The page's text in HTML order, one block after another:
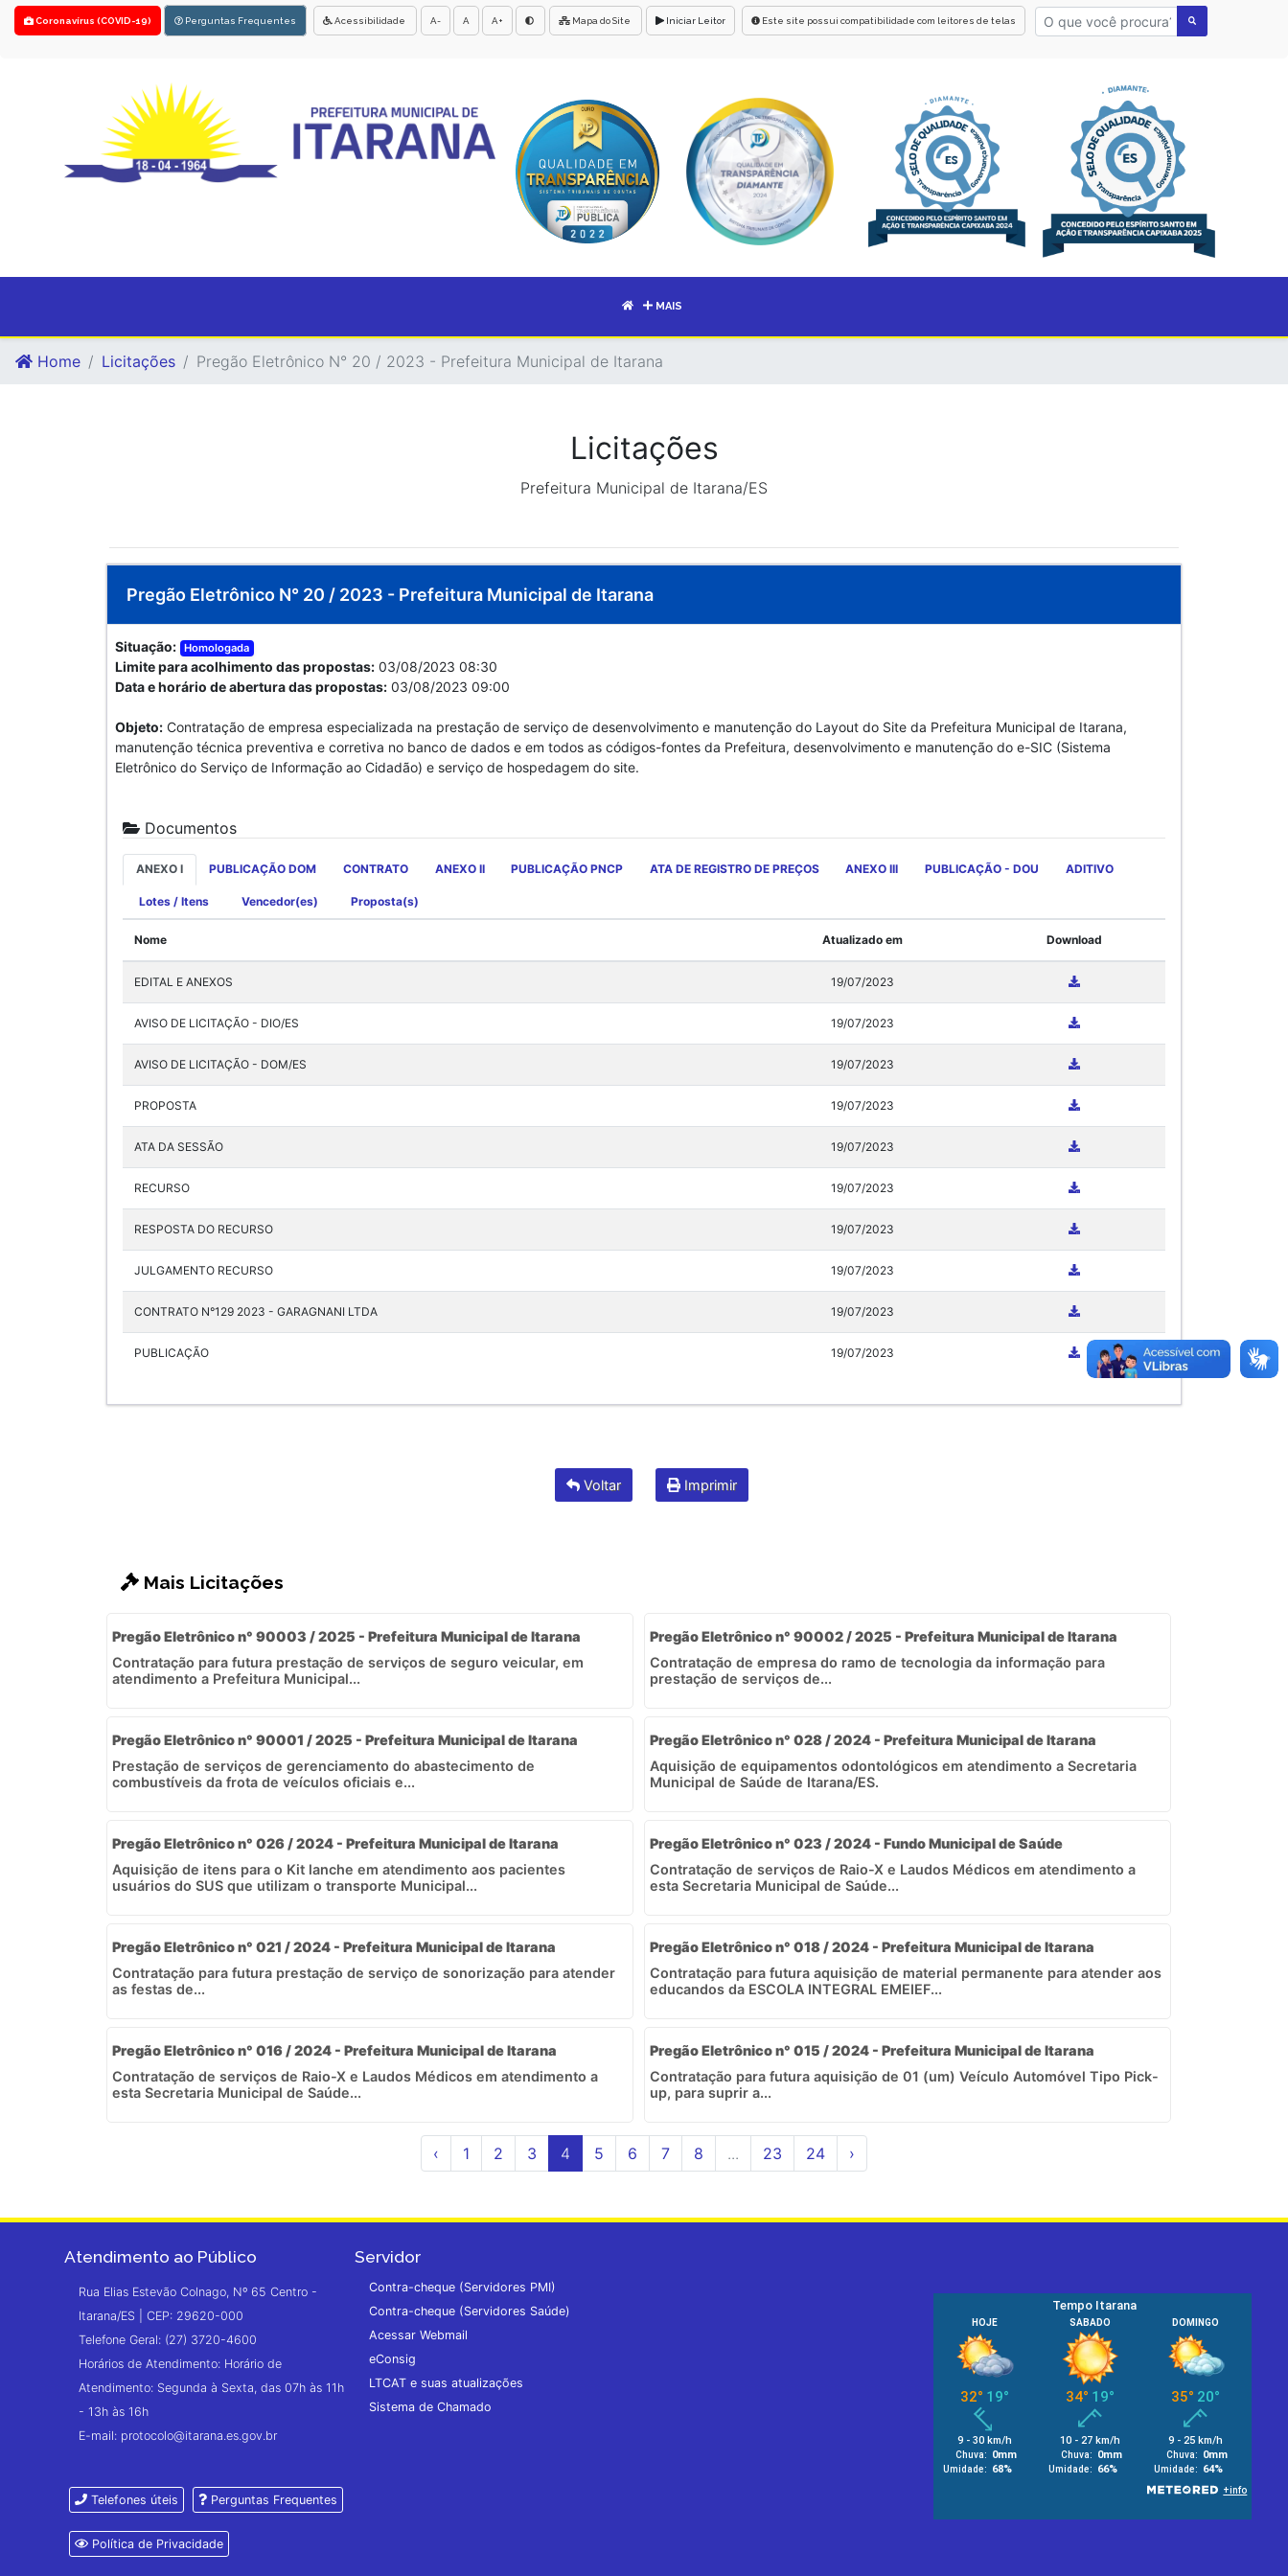
Coronavírus (COVID-19) Perguntas Frequentes Acessibilidade A- A A+ Mapa do Site Iniciar Leitor Este site possui compatibilidade com leitores de telas
MAIS
Home Licitações Pregão Eletrônico N° 20 / 2023 - Prefeitura Municipal de Itarana
Licitações
Prefeitura Municipal de Itarana/ES
Pregão Eletrônico N° 20 / 2023 - Prefeitura Municipal de Itarana
Situação: Homologada
Limite para acolhimento das propostas: 03/08/2023 08:30
Data e horário de abertura das propostas: 03/08/2023 09:00
Objeto: Contratação de empresa especializada na prestação de serviço de desenvolvimento e manutenção do Layout do Site da Prefeitura Municipal de Itarana,
manutenção técnica preventiva e corretiva no banco de dados e em todos as códigos-fontes da Prefeitura, desenvolvimento e manutenção do e-SIC (Sistema
Eletrônico do Serviço de Informação ao Cidadão) e serviço de hospedagem do site.
Documentos
ANEXO I PUBLICAÇÃO DOM CONTRATO ANEXO II PUBLICAÇÃO PNCP ATA DE REGISTRO DE PREÇOS ANEXO III PUBLICAÇÃO - DOU ADITIVO
Lotes / Itens Vencedor(es) Proposta(s)
Nome Atualizado em Download
EDITAL E ANEXOS 19/07/2023
AVISO DE LICITAÇÃO - DIO/ES 19/07/2023
AVISO DE LICITAÇÃO - DOM/ES 19/07/2023
PROPOSTA 19/07/2023
ATA DA SESSÃO 19/07/2023
RECURSO 19/07/2023
RESPOSTA DO RECURSO 19/07/2023
JULGAMENTO RECURSO 19/07/2023
CONTRATO N°129 2023 - GARAGNANI LTDA 19/07/2023
PUBLICAÇÃO 19/07/2023
Voltar Imprimir
Mais Licitações
Pregão Eletrônico n° 90003 / 2025 - Prefeitura Municipal de Itarana
Contratação para futura prestação de serviços de seguro veicular, em
atendimento a Prefeitura Municipal...
Pregão Eletrônico n° 90002 / 2025 - Prefeitura Municipal de Itarana
Contratação de empresa do ramo de tecnologia da informação para
prestação de serviços de...
Pregão Eletrônico n° 90001 / 2025 - Prefeitura Municipal de Itarana
Prestação de serviços de gerenciamento do abastecimento de
combustíveis da frota de veículos oficiais e...
Pregão Eletrônico n° 028 / 2024 - Prefeitura Municipal de Itarana
Aquisição de equipamentos odontológicos em atendimento a Secretaria
Municipal de Saúde de Itarana/ES.
Pregão Eletrônico n° 026 / 2024 - Prefeitura Municipal de Itarana
Aquisição de itens para o Kit lanche em atendimento aos pacientes
usuários do SUS que utilizam o transporte Municipal...
Pregão Eletrônico n° 023 / 2024 - Fundo Municipal de Saúde
Contratação de serviços de Raio-X e Laudos Médicos em atendimento a
esta Secretaria Municipal de Saúde...
Pregão Eletrônico n° 021 / 2024 - Prefeitura Municipal de Itarana
Contratação para futura prestação de serviço de sonorização para atender
as festas de...
Pregão Eletrônico n° 018 / 2024 - Prefeitura Municipal de Itarana
Contratação para futura aquisição de material permanente para atender aos
educandos da ESCOLA INTEGRAL EMEIEF...
Pregão Eletrônico n° 016 / 2024 - Prefeitura Municipal de Itarana
Contratação de serviços de Raio-X e Laudos Médicos em atendimento a
esta Secretaria Municipal de Saúde...
Pregão Eletrônico n° 015 / 2024 - Prefeitura Municipal de Itarana
Contratação para futura aquisição de 01 (um) Veículo Automóvel Tipo Pick-
up, para suprir a...
‹ 1 2 3 4 5 6 7 8 ... 23 24 ›
Atendimento ao Público
Rua Elias Estevão Colnago, Nº 65 Centro -
Itarana/ES | CEP: 29620-000
Telefone Geral: (27) 3720-4600
Horários de Atendimento: Horário de
Atendimento: Segunda à Sexta, das 07h às 11h
- 13h às 16h
E-mail: protocolo@itarana.es.gov.br
Telefones úteis Perguntas Frequentes
Política de Privacidade
Servidor
Contra-cheque (Servidores PMI)
Contra-cheque (Servidores Saúde)
Acessar Webmail
eConsig
LTCAT e suas atualizações
Sistema de Chamado